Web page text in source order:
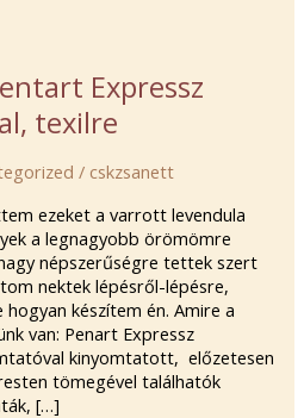
Expressz
texilre
/ cskzsanett
ezeket a varrott levendula
a legnagyobb örömömre
népszerűségre tettek szert
nektek lépésről-lépésre,
készítem én. Amire a
van: Penart Expressz
kinyomtatott, előzetesen
tömegével találhatók
[…]